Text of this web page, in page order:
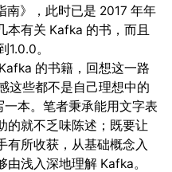
》，此时已是 2017 年年
本有关 Kafka 的书，而且
。
的书籍，回想这一路
这些都不是自己理想中的
一本。笔者秉承能用文字表
的就不乏味陈述；既要让
有所收获，从基础概念入
浅入深地理解 Kafka。